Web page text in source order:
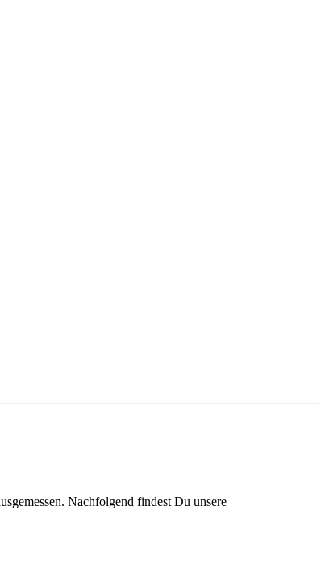
Nachfolgend findest Du unsere